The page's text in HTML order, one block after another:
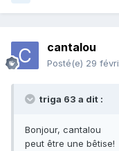
cantalou
Posté(e) 29
triga 63 a dit :
Bonjour, cantalou
peut être une bêtise!